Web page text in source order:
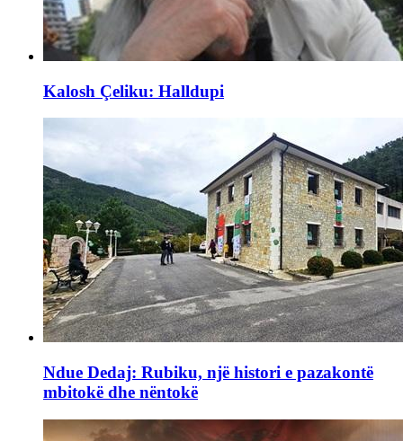
Kalosh Çeliku: Halldupi
Ndue Dedaj: Rubiku, një histori e pazakontë
mbitokë dhe nëntokë